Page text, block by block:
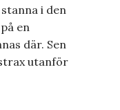
i den
en
där. Sen
utanför